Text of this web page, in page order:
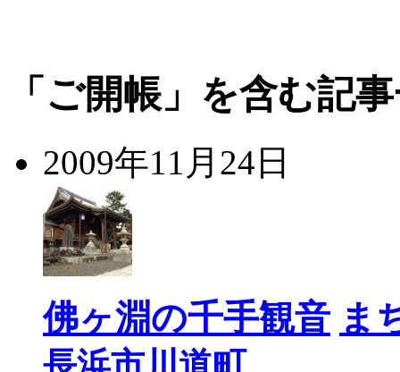
「ご開帳」を含む記
2009年11月24日
佛ヶ淵の千手観音 ま
長浜市川道町